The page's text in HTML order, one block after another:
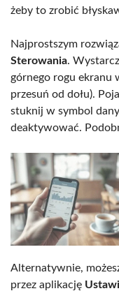
żeby to zrobić
Najprostszym
Sterowania.
górnego rogu ekranu
przesuń od dołu).
stuknij w symbol
deaktywować.
Alternatywnie,
przez aplikację